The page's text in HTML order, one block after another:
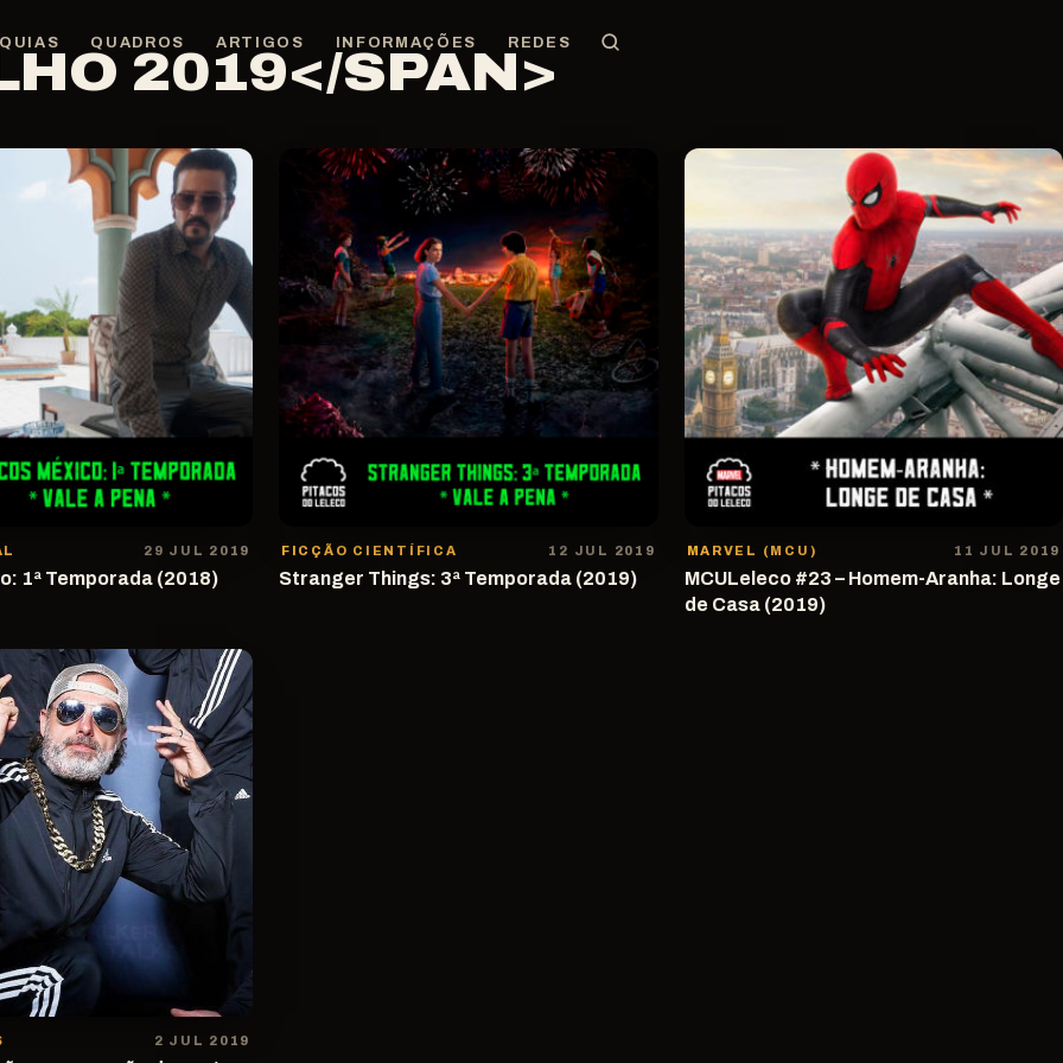
QUADROS ARTIGOS INFORMAÇÕES REDES
2019</SPAN>
29 JUL 2019
1ª Temporada (2018)
FICÇÃO CIENTÍFICA 12 JUL 2019
Stranger Things: 3ª Temporada (2019)
MARVEL (MCU) 11 JUL 2019
MCULeleco #23 – Homem-Aranha: Longe
de Casa (2019)
2 JUL 2019